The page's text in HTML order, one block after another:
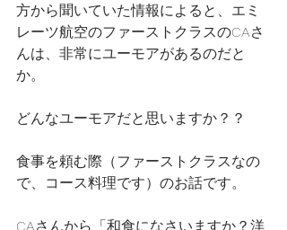
方から聞いていた情報によると、エミ
レーツ航空のファーストクラスのCAさ
んは、非常にユーモアがあるのだと
か。
どんなユーモアだと思いますか？？
食事を頼む際（ファーストクラスなの
で、コース料理です）のお話です。
CAさんから「和食になさいますか？洋